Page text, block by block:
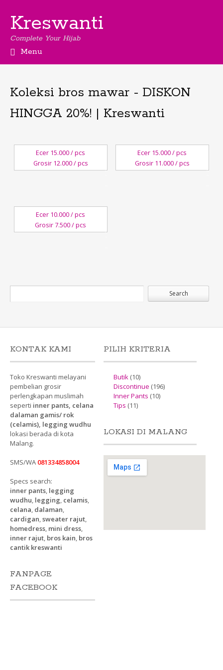
Kreswanti
Complete Your Hijab
Menu
Koleksi bros mawar - DISKON
HINGGA 20%! | Kreswanti
Ecer 15.000 / pcs
Grosir 12.000 / pcs
August,2018
Ecer 15.000 / pcs
Grosir 11.000 / pcs
August,2018
Ecer 10.000 / pcs
Grosir 7.500 / pcs
November,2017
KONTAK KAMI
Toko Kreswanti melayani
pembelian grosir
perlengkapan muslimah
seperti inner pants, celana
dalaman gamis/ rok
(celamis), legging wudhu
lokasi berada di kota
Malang.
SMS/WA 081334858004
Specs search:
inner pants, legging
wudhu, legging, celamis,
celana, dalaman,
cardigan,sweater rajut,
homedress, mini dress,
inner rajut, bros kain, bros
cantik kreswanti
FANPAGE
FACEBOOK
PILIH KRITERIA
Butik(10)
Discontinue (196)
Inner Pants (10)
Tips (11)
LOKASI DI MALANG